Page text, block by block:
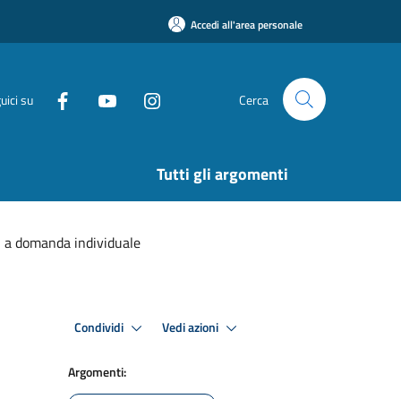
Accedi all'area personale
su Cerca
Tutti gli argomenti
domanda individuale
Condividi Vedi azioni
Argomenti: